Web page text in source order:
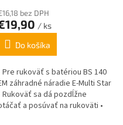
bez DPH
/ ks
Do košíka
Pre rukoväť s batériou BS 140
záhradné náradie E-Multi Star
Rukoväť sa dá pozdĺžne
a posúvať na rukoväti •